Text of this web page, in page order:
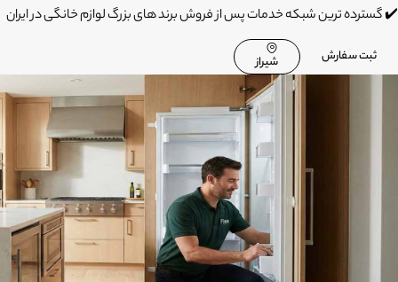
✔️ گسترده ترین شبکه خدمات پس از فروش برند های بزرگ لوازم خانگی در ایران
ثبت سفارش شیراز